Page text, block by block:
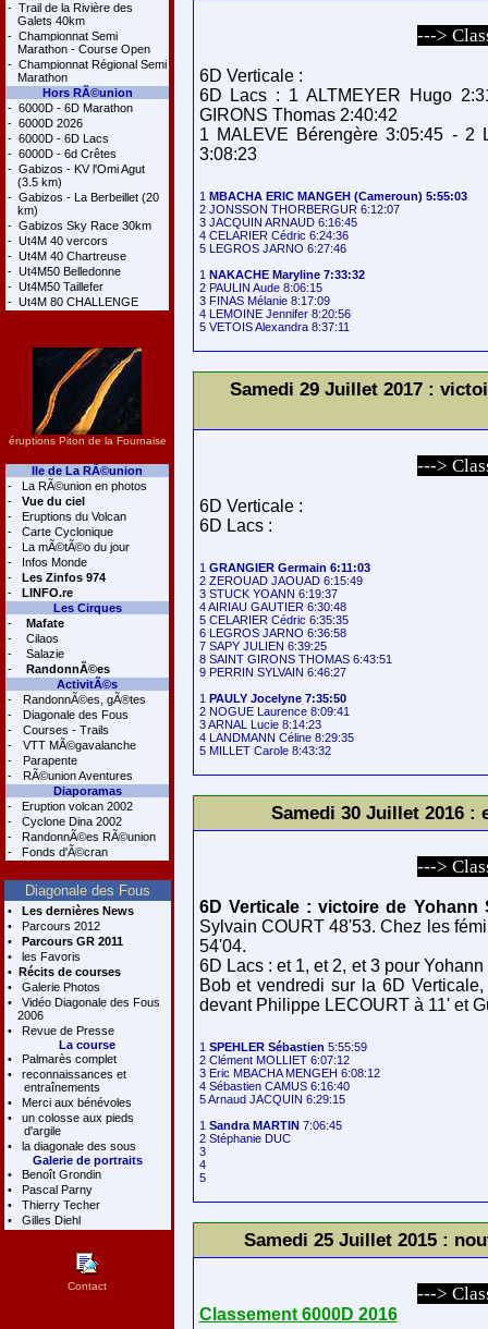
- Trail de la Rivière des
Galets 40km
- Championnat Semi
Marathon - Course Open
- Championnat Régional Semi
Marathon
Hors RÃ©union
- 6000D - 6D Marathon
- 6000D 2026
- 6000D - 6D Lacs
- 6000D - 6d Crêtes
- Gabizos - KV l'Omi Agut
(3.5 km)
- Gabizos - La Berbeillet (20
km)
- Gabizos Sky Race 30km
- Ut4M 40 vercors
- Ut4M 40 Chartreuse
- Ut4M50 Belledonne
- Ut4M50 Taillefer
- Ut4M 80 CHALLENGE
éruptions Piton de la Fournaise
Ile de La RÃ©union
-
La RÃ©union en photos
-
Vue du ciel
-
Eruptions du Volcan
-
Carte Cyclonique
-
La mÃ©tÃ©o du jour
-
Infos Monde
-
Les Zinfos 974
-
LINFO.re
Les Cirques
-
Mafate
-
Cilaos
-
Salazie
-
RandonnÃ©es
ActivitÃ©s
-
RandonnÃ©es, gÃ®tes
-
Diagonale des Fous
-
Courses - Trails
-
VTT MÃ©gavalanche
-
Parapente
-
RÃ©union Aventures
Diaporamas
-
Eruption volcan 2002
-
Cyclone Dina 2002
-
RandonnÃ©es RÃ©union
-
Fonds d'Ã©cran
Diagonale des Fous
•
Les dernières News
•
Parcours 2012
•
Parcours GR 2011
•
les Favoris
• Récits de courses
•
Galerie Photos
•
Vidéo Diagonale des Fous
2006
•
Revue de Presse
La course
•
Palmarès complet
•
reconnaissances et
entraînements
•
Merci aux bénévoles
•
un colosse aux pieds
d'argile
•
la diagonale des sous
Galerie de portraits
•
Benoît Grondin
•
Pascal Parny
•
Thierry Techer
•
Gilles Diehl
Contact
--->
6D Verticale :
6D Lacs : 1 ALTMEYER Hugo
GIRONS Thomas 2:40:42
1 MALEVE Bérengère 3:05:45 - 2
3:08:23
1 MBACHA ERIC MANGEH (Cameroun) 5:55:03
2 JONSSON THORBERGUR 6:12:07
3 JACQUIN ARNAUD 6:16:45
4 CELARIER Cédric 6:24:36
5 LEGROS JARNO 6:27:46
1 NAKACHE Maryline 7:33:32
2 PAULIN Aude 8:06:15
3 FINAS Mélanie 8:17:09
4 LEMOINE Jennifer 8:20:56
Samedi 29 Juillet 2017 :
--->
6D Verticale :
6D Lacs :
1 GRANGIER Germain 6:11:03
2 ZEROUAD JAOUAD 6:15:49
3 STUCK YOANN 6:19:37
4 AIRIAU GAUTIER 6:30:48
5 CELARIER Cédric 6:35:35
6 LEGROS JARNO 6:36:58
7 SAPY JULIEN 6:39:25
8 SAINT GIRONS THOMAS 6:43:51
9 PERRIN SYLVAIN 6:46:27
1 PAULY Jocelyne 7:35:50
2 NOGUE Laurence 8:09:41
3 ARNAL Lucie 8:14:23
4 LANDMANN Céline 8:29:35
5 MILLET Carole 8:43:32
Samedi 30 Juillet 2016 :
--->
6D Verticale : victoire de Yohann
Sylvain COURT 48'53. Chez les
54'04.
6D Lacs : et 1, et 2, et 3 pour
Bob et vendredi sur la 6D
devant Philippe LECOURT à 11' et
1 SPEHLER Sébastien 5:55:59
2 Clément MOLLIET 6:07:12
3 Eric MBACHA MENGEH 6:08:12
4 Sébastien CAMUS 6:16:40
5 Arnaud JACQUIN 6:29:15
1 Sandra MARTIN 7:06:45
2 Stéphanie DUC
3
4
Samedi 25 Juillet 2015 :
--->
Classement 6000D 2016